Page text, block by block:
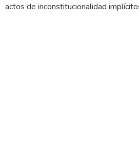
actos de inconstitucionalidad